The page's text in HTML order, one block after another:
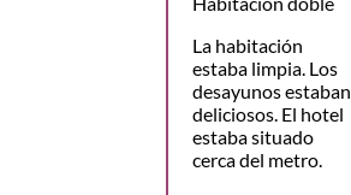
La habitación
estaba limpia. Los
desayunos estaban
deliciosos. El hotel
estaba situado
cerca del metro.